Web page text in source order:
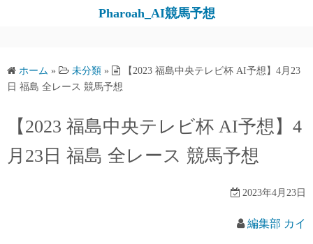
ツ
Pharoah_AI競馬予想
ホーム » 未分類 »
【2023 福島中央テレビ杯 AI予想】4月23
日 福島 全レース 競馬予想
【2023 福島中央テレビ杯 AI予想】4
月23日 福島 全レース 競馬予想
2023年4月23日
編集部 カイ